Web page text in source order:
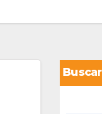
Buscar